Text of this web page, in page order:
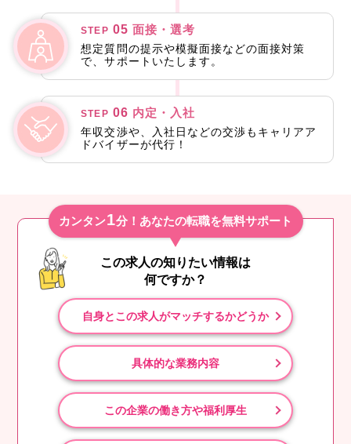
STEP 05 面接・選考
想定質問の提示や模擬面接などの面接対策
で、サポートいたします。
STEP 06 内定・入社
年収交渉や、入社日などの交渉もキャリアア
ドバイザーが代行！
カンタン1分！あなたの転職を無料サポート
この求人の知りたい情報は
何ですか？
自身とこの求人がマッチするかどうか
具体的な業務内容
この企業の働き方や福利厚生